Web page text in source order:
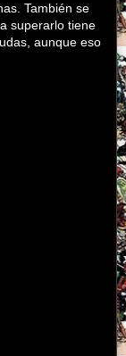
También se
superarlo tiene
aunque eso